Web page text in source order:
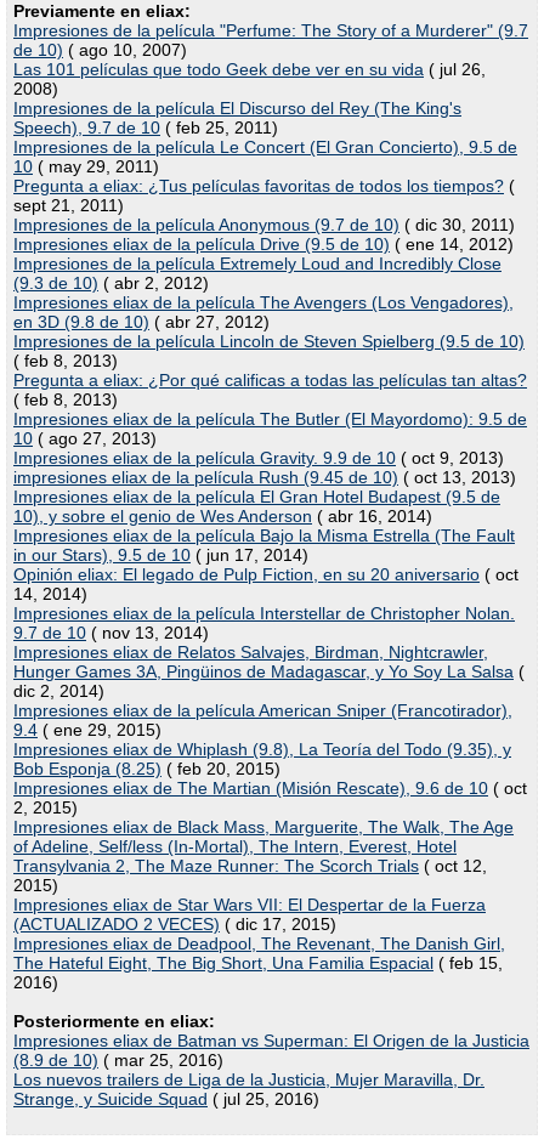
Previamente en eliax:
Impresiones de la película "Perfume: The Story of a Murderer" (9.7
de 10) ( ago 10, 2007)
Las 101 películas que todo Geek debe ver en su vida ( jul 26,
2008)
Impresiones de la película El Discurso del Rey (The King's
Speech), 9.7 de 10 ( feb 25, 2011)
Impresiones de la película Le Concert (El Gran Concierto), 9.5 de
10 ( may 29, 2011)
Pregunta a eliax: ¿Tus películas favoritas de todos los tiempos? (
sept 21, 2011)
Impresiones de la película Anonymous (9.7 de 10) ( dic 30, 2011)
Impresiones eliax de la película Drive (9.5 de 10) ( ene 14, 2012)
Impresiones de la película Extremely Loud and Incredibly Close
(9.3 de 10) ( abr 2, 2012)
Impresiones eliax de la película The Avengers (Los Vengadores),
en 3D (9.8 de 10) ( abr 27, 2012)
Impresiones de la película Lincoln de Steven Spielberg (9.5 de 10)
( feb 8, 2013)
Pregunta a eliax: ¿Por qué calificas a todas las películas tan altas?
( feb 8, 2013)
Impresiones eliax de la película The Butler (El Mayordomo): 9.5 de
10 ( ago 27, 2013)
Impresiones eliax de la película Gravity. 9.9 de 10 ( oct 9, 2013)
impresiones eliax de la película Rush (9.45 de 10) ( oct 13, 2013)
Impresiones eliax de la película El Gran Hotel Budapest (9.5 de
10), y sobre el genio de Wes Anderson ( abr 16, 2014)
Impresiones eliax de la película Bajo la Misma Estrella (The Fault
in our Stars), 9.5 de 10 ( jun 17, 2014)
Opinión eliax: El legado de Pulp Fiction, en su 20 aniversario ( oct
14, 2014)
Impresiones eliax de la película Interstellar de Christopher Nolan.
9.7 de 10 ( nov 13, 2014)
Impresiones eliax de Relatos Salvajes, Birdman, Nightcrawler,
Hunger Games 3A, Pingüinos de Madagascar, y Yo Soy La Salsa (
dic 2, 2014)
Impresiones eliax de la película American Sniper (Francotirador),
9.4 ( ene 29, 2015)
Impresiones eliax de Whiplash (9.8), La Teoría del Todo (9.35), y
Bob Esponja (8.25) ( feb 20, 2015)
Impresiones eliax de The Martian (Misión Rescate), 9.6 de 10 ( oct
2, 2015)
Impresiones eliax de Black Mass, Marguerite, The Walk, The Age
of Adeline, Self/less (In-Mortal), The Intern, Everest, Hotel
Transylvania 2, The Maze Runner: The Scorch Trials ( oct 12,
2015)
Impresiones eliax de Star Wars VII: El Despertar de la Fuerza
(ACTUALIZADO 2 VECES) ( dic 17, 2015)
Impresiones eliax de Deadpool, The Revenant, The Danish Girl,
The Hateful Eight, The Big Short, Una Familia Espacial ( feb 15,
2016)
Posteriormente en eliax:
Impresiones eliax de Batman vs Superman: El Origen de la Justicia
(8.9 de 10) ( mar 25, 2016)
Los nuevos trailers de Liga de la Justicia, Mujer Maravilla, Dr.
Strange, y Suicide Squad ( jul 25, 2016)